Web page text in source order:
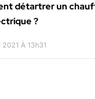
détartrer un
?
À 13h31